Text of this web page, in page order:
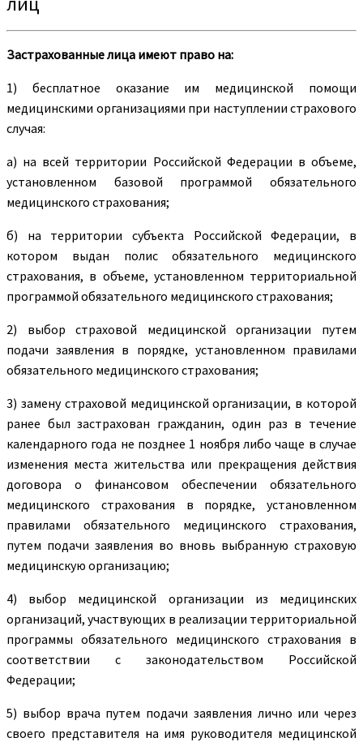
Застрахованные лица имеют право на:
1) бесплатное оказание им медицинской помощи
медицинскими организациями при наступлении страхового
случая:
а) на всей территории Российской Федерации в объеме,
установленном базовой программой обязательного
медицинского страхования;
б) на территории субъекта Российской Федерации, в
котором выдан полис обязательного медицинского
страхования, в объеме, установленном территориальной
программой обязательного медицинского страхования;
2) выбор страховой медицинской организации путем
подачи заявления в порядке, установленном правилами
обязательного медицинского страхования;
3) замену страховой медицинской организации, в которой
ранее был застрахован гражданин, один раз в течение
календарного года не позднее 1 ноября либо чаще в случае
изменения места жительства или прекращения действия
договора о финансовом обеспечении обязательного
медицинского страхования в порядке, установленном
правилами обязательного медицинского страхования,
путем подачи заявления во вновь выбранную страховую
медицинскую организацию;
4) выбор медицинской организации из медицинских
организаций, участвующих в реализации территориальной
программы обязательного медицинского страхования в
соответствии с законодательством Российской
Федерации;
5) выбор врача путем подачи заявления лично или через
своего представителя на имя руководителя медицинской